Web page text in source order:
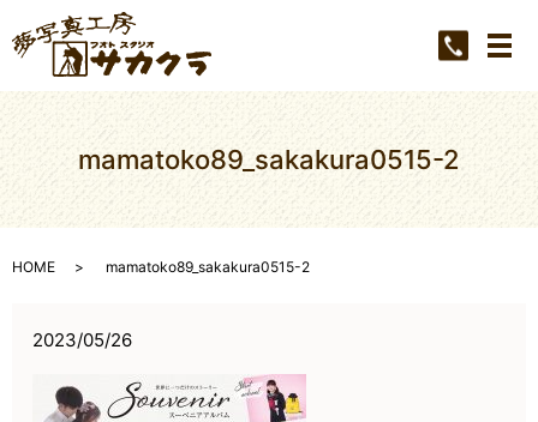
メ
mamatoko89_sakakura0515-2
HOME mamatoko89_sakakura0515-2
2023/05/26